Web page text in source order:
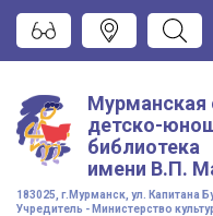
Мурманская
детско-
библиотека
имени В.П.
183025, г.Мурманск, ул. Капитана
Учредитель - Министерство